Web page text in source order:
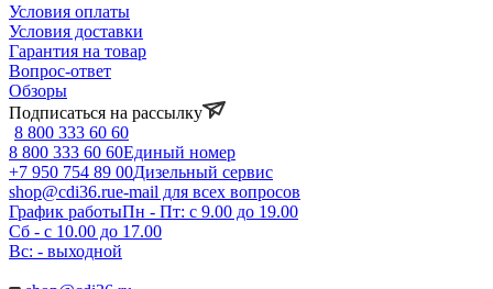
Условия оплаты
Условия доставки
Гарантия на товар
Вопрос-ответ
Обзоры
Подписаться на рассылку
8 800 333 60 60
8 800 333 60 60Единый номер
+7 950 754 89 00Дизельный сервис
shop@cdi36.rue-mail для всех вопросов
График работыПн - Пт: с 9.00 до 19.00
Сб - с 10.00 до 17.00
Вс: - выходной